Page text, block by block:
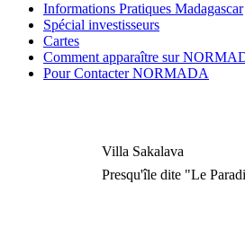
Informations Pratiques Madagascar
Spécial investisseurs
Cartes
Comment apparaître sur
Pour Contacter NORMADA
Villa Sakalava
Presqu'île dite "Le